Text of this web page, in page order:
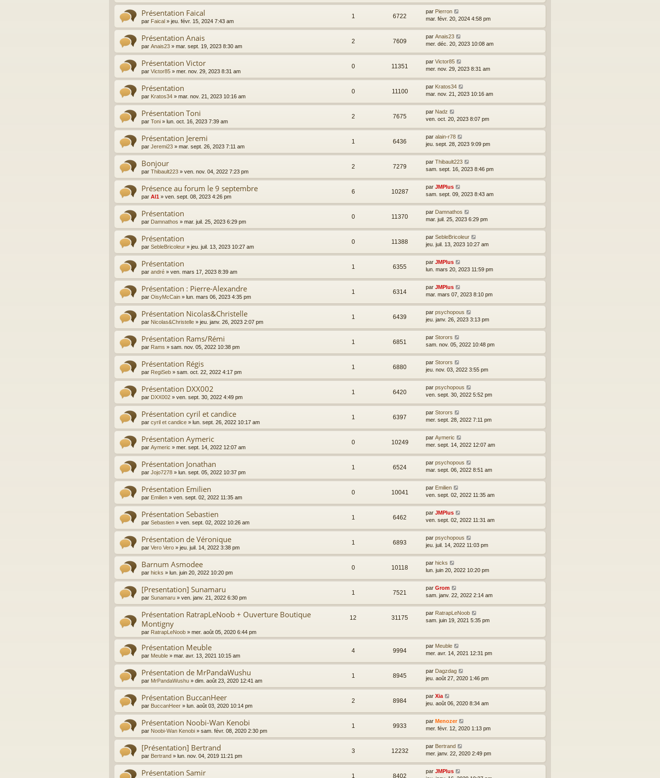
Présentation Faical
par Faical » jeu. févr. 15, 2024 7:43 am
1 6722
par Pierron
mar. févr. 20, 2024 4:58 pm
Présentation Anais
par Anais23 » mar. sept. 19, 2023 8:30 am
2 7609
par Anais23
mer. déc. 20, 2023 10:08 am
Présentation Victor
par Victor85 » mer. nov. 29, 2023 8:31 am
0 11351
par Victor85
mer. nov. 29, 2023 8:31 am
Présentation
par Kratos34 » mar. nov. 21, 2023 10:16 am
0 11100
par Kratos34
mar. nov. 21, 2023 10:16 am
Présentation Toni
par Toni » lun. oct. 16, 2023 7:39 am
2 7675
par Nadz
ven. oct. 20, 2023 8:07 pm
Présentation Jeremi
par Jeremi23 » mar. sept. 26, 2023 7:11 am
1 6436
par alain-r78
jeu. sept. 28, 2023 9:09 pm
Bonjour
par Thibault223 » ven. nov. 04, 2022 7:23 pm
2 7279
par Thibault223
sam. sept. 16, 2023 8:46 pm
Présence au forum le 9 septembre
par Al1 » ven. sept. 08, 2023 4:26 pm
6 10287
par JMPlus
sam. sept. 09, 2023 8:43 am
Présentation
par Damnathos » mar. juil. 25, 2023 6:29 pm
0 11370
par Damnathos
mar. juil. 25, 2023 6:29 pm
Présentation
par SebleBricoleur » jeu. juil. 13, 2023 10:27 am
0 11388
par SebleBricoleur
jeu. juil. 13, 2023 10:27 am
Présentation
par andré » ven. mars 17, 2023 8:39 am
1 6355
par JMPlus
lun. mars 20, 2023 11:59 pm
Présentation : Pierre-Alexandre
par OisyMcCain » lun. mars 06, 2023 4:35 pm
1 6314
par JMPlus
mar. mars 07, 2023 8:10 pm
Présentation Nicolas&Christelle
par Nicolas&Christelle » jeu. janv. 26, 2023 2:07 pm
1 6439
par psychopous
jeu. janv. 26, 2023 3:13 pm
Présentation Rams/Rémi
par Rams » sam. nov. 05, 2022 10:38 pm
1 6851
par Storors
sam. nov. 05, 2022 10:48 pm
Présentation Régis
par RegiSeb » sam. oct. 22, 2022 4:17 pm
1 6880
par Storors
jeu. nov. 03, 2022 3:55 pm
Présentation DXX002
par DXX002 » ven. sept. 30, 2022 4:49 pm
1 6420
par psychopous
ven. sept. 30, 2022 5:52 pm
Présentation cyril et candice
par cyril et candice » lun. sept. 26, 2022 10:17 am
1 6397
par Storors
mer. sept. 28, 2022 7:11 pm
Présentation Aymeric
par Aymeric » mer. sept. 14, 2022 12:07 am
0 10249
par Aymeric
mer. sept. 14, 2022 12:07 am
Présentation Jonathan
par Jojo7278 » lun. sept. 05, 2022 10:37 pm
1 6524
par psychopous
mar. sept. 06, 2022 8:51 am
Présentation Emilien
par Emilien » ven. sept. 02, 2022 11:35 am
0 10041
par Emilien
ven. sept. 02, 2022 11:35 am
Présentation Sebastien
par Sebastien » ven. sept. 02, 2022 10:26 am
1 6462
par JMPlus
ven. sept. 02, 2022 11:31 am
Présentation de Véronique
par Vero Vero » jeu. juil. 14, 2022 3:38 pm
1 6893
par psychopous
jeu. juil. 14, 2022 11:03 pm
Barnum Asmodee
par hicks » lun. juin 20, 2022 10:20 pm
0 10118
par hicks
lun. juin 20, 2022 10:20 pm
[Presentation] Sunamaru
par Sunamaru » ven. janv. 21, 2022 6:30 pm
1 7521
par Grom
sam. janv. 22, 2022 2:14 am
Présentation RatrapLeNoob + Ouverture Boutique
Montigny
par RatrapLeNoob » mer. août 05, 2020 6:44 pm
12 31175
par RatrapLeNoob
sam. juin 19, 2021 5:35 pm
Présentation Meuble
par Meuble » mar. avr. 13, 2021 10:15 am
4 9994
par Meuble
mer. avr. 14, 2021 12:31 pm
Présentation de MrPandaWushu
par MrPandaWushu » dim. août 23, 2020 12:41 am
1 8945
par Dagzdag
jeu. août 27, 2020 1:46 pm
Présentation BuccanHeer
par BuccanHeer » lun. août 03, 2020 10:14 pm
2 8984
par Xia
jeu. août 06, 2020 8:34 am
Présentation Noobi-Wan Kenobi
par Noobi-Wan Kenobi » sam. févr. 08, 2020 2:30 pm
1 9933
par Menozer
mer. févr. 12, 2020 1:13 pm
[Présentation] Bertrand
par Bertrand » lun. nov. 04, 2019 11:21 pm
3 12232
par Bertrand
mer. janv. 22, 2020 2:49 pm
Présentation Samir 1 8402
par JMPlus